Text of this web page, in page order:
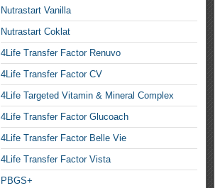
Nutrastart Vanilla
Nutrastart Coklat
4Life Transfer Factor Renuvo
4Life Transfer Factor CV
4Life Targeted Vitamin & Mineral Complex
4Life Transfer Factor Glucoach
4Life Transfer Factor Belle Vie
4Life Transfer Factor Vista
PBGS+